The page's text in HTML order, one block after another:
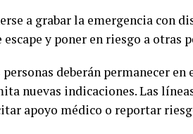
a grabar la emergencia con
y poner en riesgo a otras
deberán permanecer
nuevas indicaciones. Las
apoyo médico o reportar